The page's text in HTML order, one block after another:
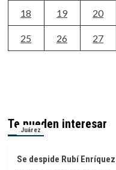
18 19 20
25 26 27
Te pueden interesar
Juárez
Se despide Rubí